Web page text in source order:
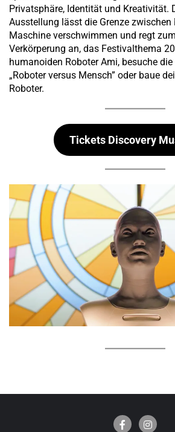
Privatsphäre, Identität und Kreativität.
Ausstellung lässt die Grenze zwischen
Maschine verschwimmen und regt
Verkörperung an, das Festivalthema
humanoiden Roboter Ami, besuche
„Roboter versus Mensch” oder baue
Roboter.
Tickets Discovery